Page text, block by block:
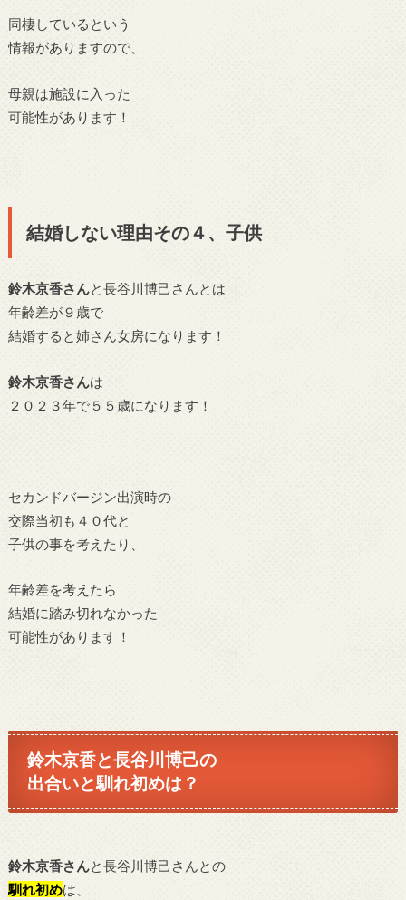
同棲しているという
情報がありますので、
母親は施設に入った
可能性があります！
結婚しない理由その４、子供
鈴木京香さんと長谷川博己さんとは
年齢差が９歳で
結婚すると姉さん女房になります！
鈴木京香さんは
２０２３年で５５歳になります！
セカンドバージン出演時の
交際当初も４０代と
子供の事を考えたり、
年齢差を考えたら
結婚に踏み切れなかった
可能性があります！
鈴木京香と長谷川博己の
出合いと馴れ初めは？
鈴木京香さんと長谷川博己さんとの
馴れ初めは、